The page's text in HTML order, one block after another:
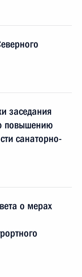
заседания
повышению
санаторно-
о мерах